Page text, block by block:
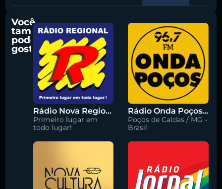
Você
também
pode
gostar
Rádio Nova Regional 91.5 FM
Primeiro lugar em
todo lugar!
Rádio Onda Poços 96.7 FM
Poços de Caldas / MG -
Brasil